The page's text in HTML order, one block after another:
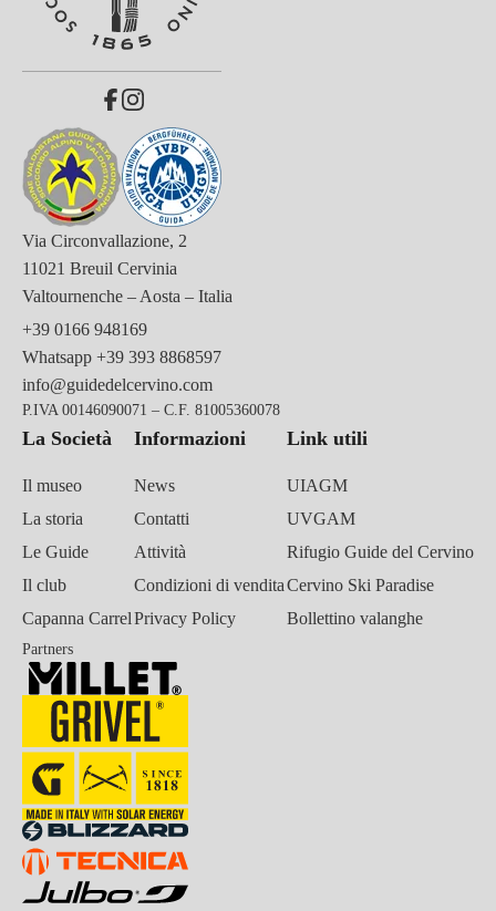
Via Circonvallazione, 2
11021 Breuil Cervinia
Valtournenche – Aosta – Italia
+39 0166 948169
Whatsapp +39 393 8868597
info@guidedelcervino.com
P.IVA 00146090071 – C.F. 81005360078
La Società
Il museo
La storia
Le Guide
Il club
Capanna Carrel
Informazioni
News
Contatti
Attività
Condizioni di vendita
Privacy Policy
Link utili
UIAGM
UVGAM
Rifugio Guide del Cervino
Cervino Ski Paradise
Bollettino valanghe
Partners